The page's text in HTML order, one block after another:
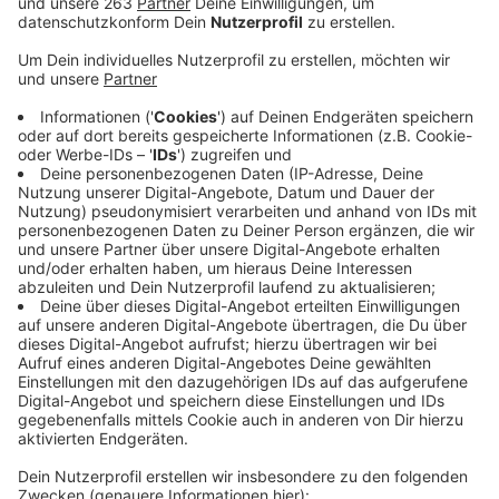
Anzeige
Auch in Krisenzeiten sollen Unternehmen in Siegen
Wittgenstein künftig eine verlässliche
Energieversorgung bekommen. Die soll regional und
klimafreundlich sein. Um das zu erreichen haben die
Universität Siegen, heimische Unternehmen und die
Siegener Versorgungsbetriebe ein gemeinsames
Forschungsprojekt gegründet. Ein Ansatz des Projekts
ist es zum Beispiel alte Gasleitungen für Wasserstoff
nutzbar zu machen. Gleichzeitig soll mehr Infrastruktur
für Wind- und Solarenergie geschaffen werden. Das
stellt die SVB aber auch vor große Herausforderungen,
sagt Geschäftsführer Thomas Mehrer gegenüber
Radio Siegen. Zeit und Kosten für das Projekt wären
wettbewerbsfähig bleiben, so Mehrer.